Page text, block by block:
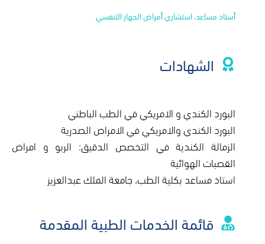
أستاذ مساعد، استشاري أمراض الجهاز التنفسي
الشهادات
البورد الكندي و الامريكي في الطب الباطني
البورد الكندي والامريكي في الامراض الصدرية
الزمالة الكندية في التخصص الدقيق: الربو و امراض
القصبات الهوائية
استاذ مساعد بكلية الطب، جامعة الملك عبدالعزيز
قائمة الخدمات الطبية المقدمة